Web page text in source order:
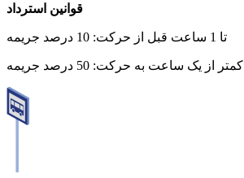
قوانین استرداد
تا 1 ساعت قبل از حرکت: 10 درصد جریمه
کمتر از یک ساعت به حرکت: 50 درصد جریمه